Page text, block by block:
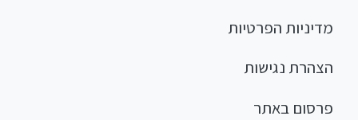
מדיניות הפרטיות
הצהרת נגישות
פרסום באתר